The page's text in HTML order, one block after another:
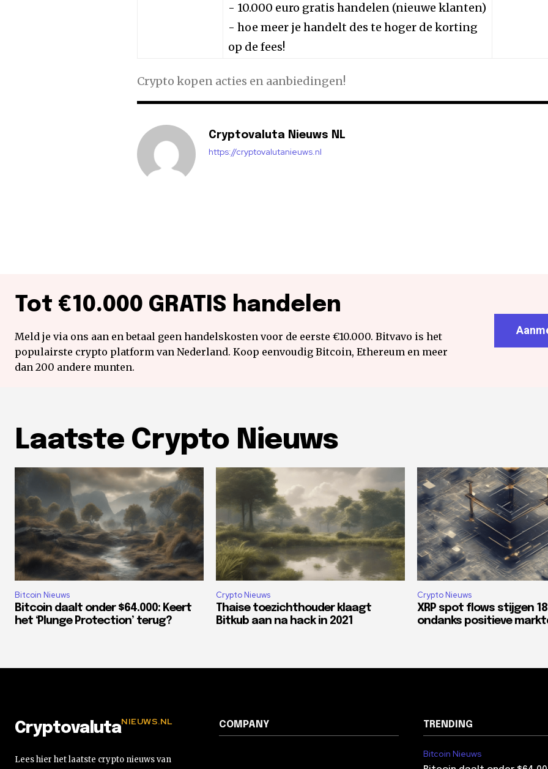
- 10.000 euro gratis handelen (nieuwe klanten)
- hoe meer je handelt des te hoger de korting
op de fees!
Crypto kopen acties en aanbiedingen!
Cryptovaluta Nieuws NL
https://cryptovalutanieuws.nl
Tot €10.000 GRATIS handelen
Meld je via ons aan en betaal geen handelskosten voor de eerste €10.000. Bitvavo is het
populairste crypto platform van Nederland. Koop eenvoudig Bitcoin, Ethereum en meer
dan 200 andere munten.
Laatste Crypto Nieuws
Bitcoin Nieuws
Bitcoin daalt onder $64.000: Keert
het ‘Plunge Protection’ terug?
Crypto Nieuws
Thaise toezichthouder klaagt
Bitkub aan na hack in 2021
Crypto Nieuws
XRP spot flows stijgen
ondanks positieve
CryptovalutaNIEUWS.NL
Lees hier het laatste crypto nieuws van
COMPANY TRENDING
Bitcoin Nieuws